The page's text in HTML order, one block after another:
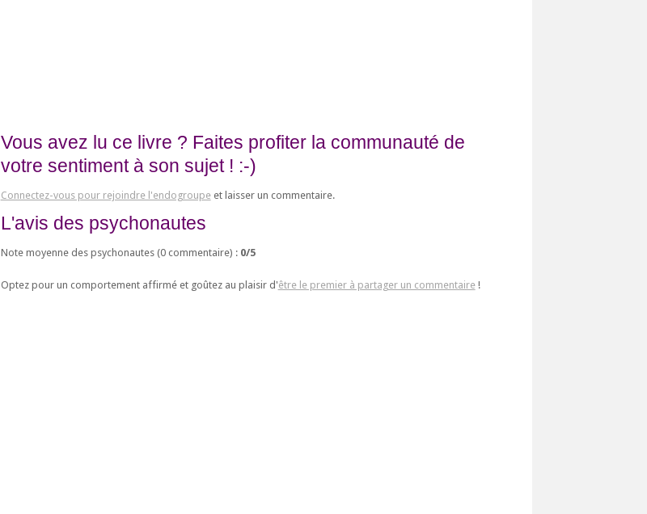
Vous avez lu ce livre ? Faites profiter la communauté de
votre sentiment à son sujet ! :-)
Connectez-vous pour rejoindre l'endogroupeet laisser un commentaire.
L'avis des psychonautes
Note moyenne des psychonautes (0commentaire) : 0/5
Optez pour un comportement affirmé et goûtez au plaisir d'être le premier à partager un commentaire!